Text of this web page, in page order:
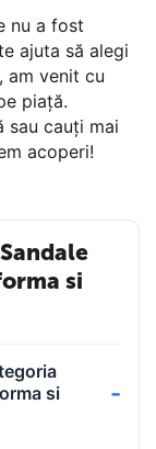
nu a fost
ajuta să alegi
am venit cu
piață.
sau cauți mai
acoperi!
si
si